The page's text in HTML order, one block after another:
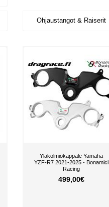
Ohjaustangot & Raiserit
Yläkolmiokappale Yamaha
YZF-R7 2021-2025 - Bonamici
Racing
499,00€